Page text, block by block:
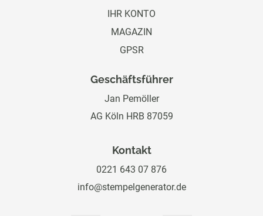
IHR KONTO
MAGAZIN
GPSR
Geschäftsführer
Jan Pemöller
AG Köln HRB 87059
Kontakt
0221 643 07 876
info@stempelgenerator.de